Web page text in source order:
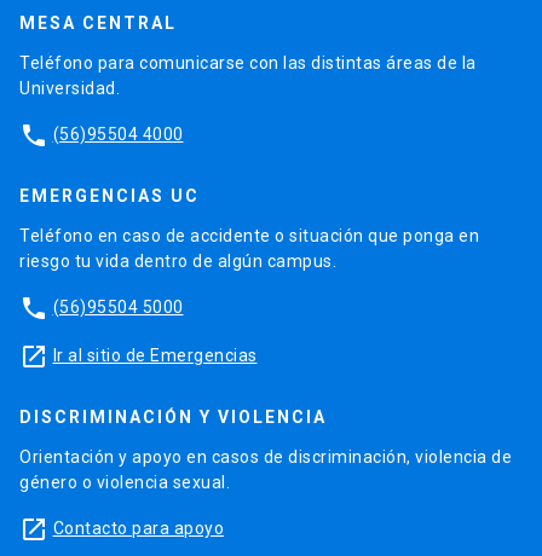
MESA CENTRAL
Teléfono para comunicarse con las distintas áreas de la
Universidad.
phone (56)95504 4000
EMERGENCIAS UC
Teléfono en caso de accidente o situación que ponga en
riesgo tu vida dentro de algún campus.
phone (56)95504 5000
launch Ir al sitio de Emergencias
DISCRIMINACIÓN Y VIOLENCIA
Orientación y apoyo en casos de discriminación, violencia de
género o violencia sexual.
launch Contacto para apoyo